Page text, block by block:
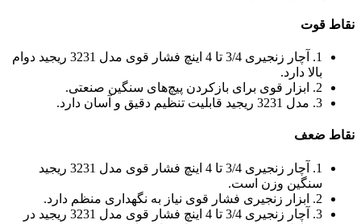
نقاط قوت
1. آچار زنجیری 3/4 تا 4 اینچ فشار قوی مدل 3231 ریجید دوام
بالا دارد.
2. ابزار قوی برای بازکردن پیچ‌های سنگین صنعتی.
3. مدل 3231 ریجید قابلیت تنظیم دقیق و آسان دارد.
نقاط ضعف
1. آچار زنجیری 3/4 تا 4 اینچ فشار قوی مدل 3231 ریجید
سنگین وزن است.
2. ابزار زنجیری فشار قوی نیاز به نگهداری منظم دارد.
3. آچار زنجیری 3/4 تا 4 اینچ فشار قوی مدل 3231 ریجید در